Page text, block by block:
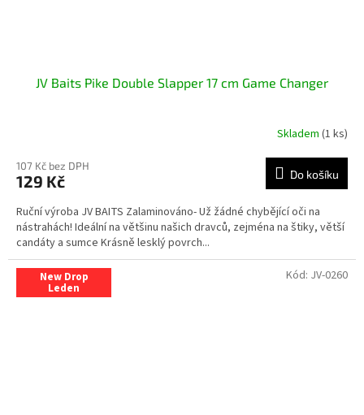
JV Baits Pike Double Slapper 17 cm Game Changer
Skladem (1 ks)
107 Kč bez DPH
129 Kč Do košíku
Ruční výroba JV BAITS Zalaminováno- Už žádné chybějící oči na
nástrahách! Ideální na většinu našich dravců, zejména na štiky, větší
candáty a sumce Krásně lesklý povrch...
New Drop
Leden
Kód: JV-0260